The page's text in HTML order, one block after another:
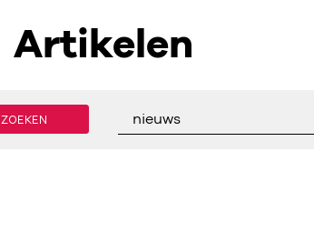
Artikelen
ZOEKEN nieuws